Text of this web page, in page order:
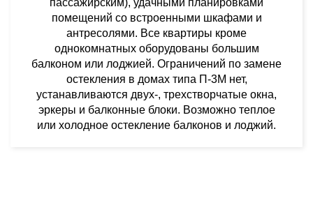
пассажирским), удачными планировками
помещений со встроенными шкафами и
антресолями. Все квартиры кроме
однокомнатных оборудованы большим
балконом или лоджией. Ограничений по замене
остекления в домах типа П-3М нет,
устанавливаются двух-, трехстворчатые окна,
эркеры и балконные блоки. Возможно теплое
или холодное остекление балконов и лоджий.